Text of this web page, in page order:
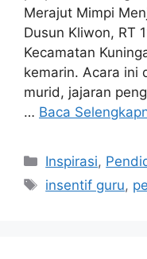
Merajut Mimpi
Dusun Kliwon, RT
Kecamatan
kemarin. Acara ini
murid, jajaran
… Baca
Kategori
Inspirasi,
Tag
insentif guru,